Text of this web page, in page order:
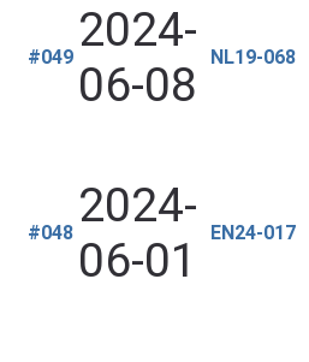
#049 2024-
06-08
NL19-068
#048 2024-
06-01
EN24-017